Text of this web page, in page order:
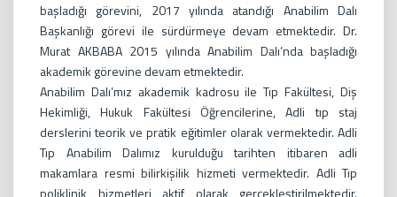
başladığı görevini, 2017 yılında atandığı Anabilim Dalı
Başkanlığı görevi ile sürdürmeye devam etmektedir. Dr.
Murat AKBABA 2015 yılında Anabilim Dalı’nda başladığı
akademik görevine devam etmektedir.
Anabilim Dalı’mız akademik kadrosu ile Tıp Fakültesi, Diş
Hekimliği, Hukuk Fakültesi Öğrencilerine, Adli tıp staj
derslerini teorik ve pratik eğitimler olarak vermektedir. Adli
Tıp Anabilim Dalımız kurulduğu tarihten itibaren adli
makamlara resmi bilirkişilik hizmeti vermektedir. Adli Tıp
poliklinik hizmetleri aktif olarak gerçekleştirilmektedir.